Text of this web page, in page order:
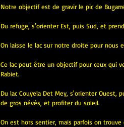
Notre objectif est de gravir le pic de
Du refuge, s'orienter Est, puis Sud, et
On laisse le lac sur notre droite pour nous
Ce lac peut être un objectif pour ceux qui
Rabiet.
Du lac Couyela Det Mey, s'orienter Ouest,
de gros névés, et profiter du soleil.
On est hors sentier, mais parfois on trouve